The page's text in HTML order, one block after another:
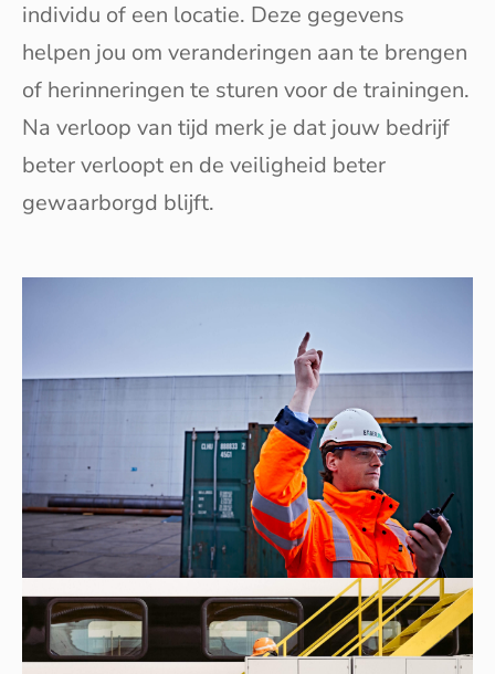
individu of een locatie. Deze gegevens
helpen jou om veranderingen aan te brengen
of herinneringen te sturen voor de trainingen.
Na verloop van tijd merk je dat jouw bedrijf
beter verloopt en de veiligheid beter
gewaarborgd blijft.